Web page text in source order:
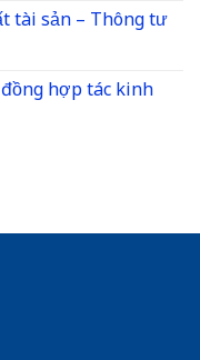
tài sản – Thông tư
hợp tác kinh